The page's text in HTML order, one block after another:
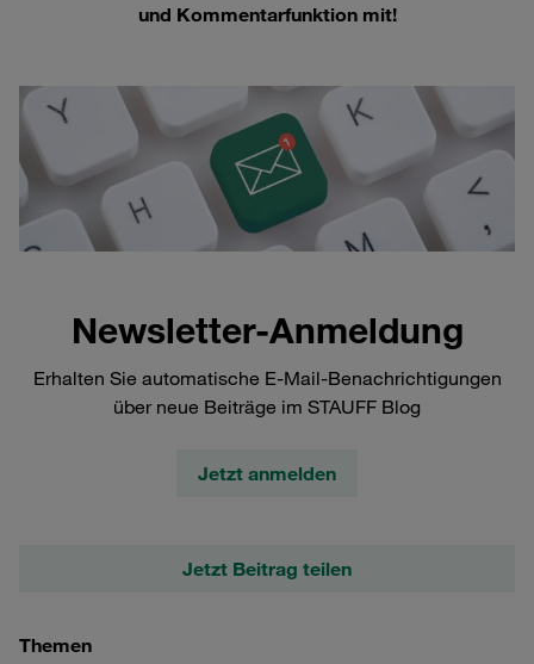
und Kommentarfunktion mit!
Newsletter-Anmeldung
Erhalten Sie automatische E-Mail-Benachrichtigungen
über neue Beiträge im STAUFF Blog
Jetzt anmelden
Jetzt Beitrag teilen
Themen